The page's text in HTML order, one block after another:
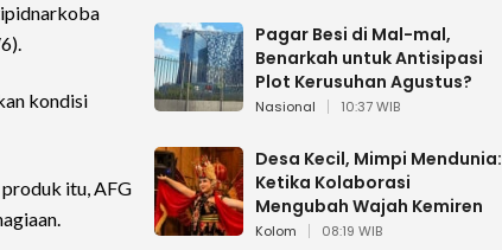
kondisi
produk itu, AFG
Pagar Besi di Mal-mal,
Benarkah untuk Antisipasi
Plot Kerusuhan Agustus?
Nasional 10:37 WIB
Desa Kecil, Mimpi Mendunia:
Ketika Kolaborasi
Mengubah Wajah Kemiren
Kolom 08:19 WIB